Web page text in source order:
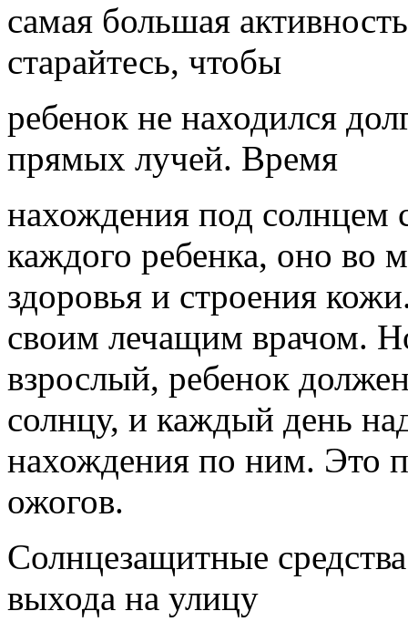
самая большая
старайтесь, чтобы
ребенок не находился
прямых лучей. Время
нахождения под солнцем
каждого ребенка, оно во
здоровья и строения
своим лечащим врачом.
взрослый, ребенок
солнцу, и каждый день
нахождения по ним. Это
ожогов.
Солнцезащитные
выхода на улицу